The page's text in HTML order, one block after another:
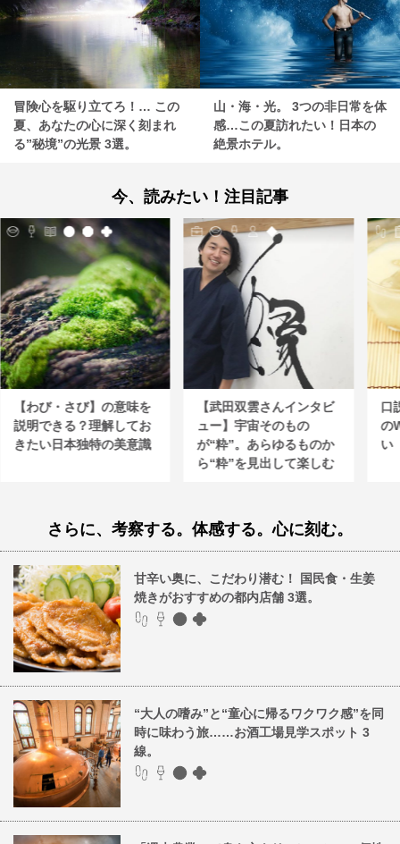
冒険心を駆り立てろ！… この
夏、あなたの心に深く刻まれ
る”秘境”の光景 3選。
山・海・光。 3つの非日常を体
感…この夏訪れたい！日本の
絶景ホテル。
今、読みたい！注目記事
【わび・さび】の意味を
説明できる？理解してお
きたい日本独特の美意識
【武田双雲さんインタビ
ュー】宇宙そのもの
が“粋”。あらゆるものか
ら“粋”を見出して楽しむ
口
の
い
さらに、考察する。体感する。心に刻む。
甘辛い奥に、こだわり潜む！ 国民食・生姜
焼きがおすすめの都内店舗 3選。
“大人の嗜み”と“童心に帰るワクワク感”を同
時に味わう旅……お酒工場見学スポット 3
線。